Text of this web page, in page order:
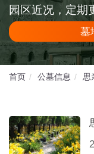
园区近况，定期
墓
首页 公墓信息 思